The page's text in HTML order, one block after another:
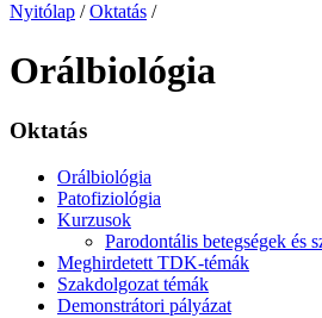
Nyitólap / Oktatás /
Orálbiológia
Oktatás
Orálbiológia
Patofiziológia
Kurzusok
Parodontális betegségek és
Meghirdetett TDK-témák
Szakdolgozat témák
Demonstrátori pályázat